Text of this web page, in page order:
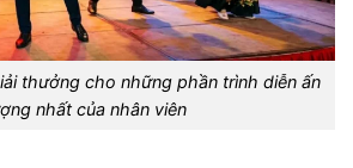
thưởng cho những phần trình diễn ấn
nhất của nhân viên